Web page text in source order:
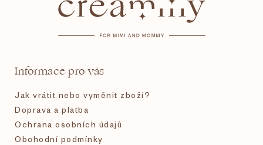
Informace pro vás
Jak vrátit nebo vyměnit zboží?
Doprava a platba
Ochrana osobních údajů
Obchodní podmínky